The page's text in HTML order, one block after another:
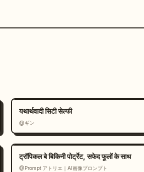
यथार्थवादी सिटी सेल्फी
@ギン
ट्रॉपिकल बे बिकिनी पोर्ट्रेट, सफेद फूलों के साथ
@Prompt アトリエ｜AI画像プロンプト